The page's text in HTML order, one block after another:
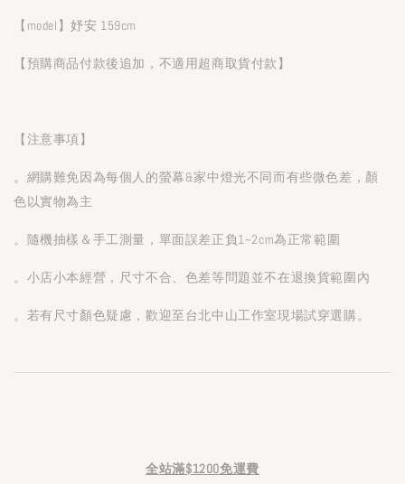
【model】妤安 159cm
【預購商品付款後追加，不適用超商取貨付款】
【注意事項】
。網購難免因為每個人的螢幕&家中燈光不同而有些微色差，顏
色以實物為主
。隨機抽樣＆手工測量，單面誤差正負1~2cm為正常範圍
。小店小本經營，尺寸不合、色差等問題並不在退換貨範圍內
。若有尺寸顏色疑慮，歡迎至台北中山工作室現場試穿選購。
全站滿$1200免運費